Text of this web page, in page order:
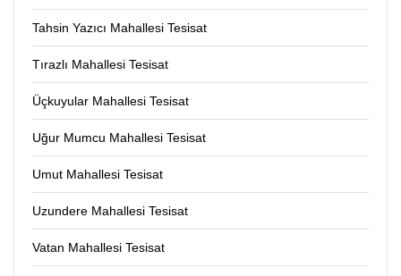
Tahsin Yazıcı Mahallesi Tesisat
Tırazlı Mahallesi Tesisat
Üçkuyular Mahallesi Tesisat
Uğur Mumcu Mahallesi Tesisat
Umut Mahallesi Tesisat
Uzundere Mahallesi Tesisat
Vatan Mahallesi Tesisat